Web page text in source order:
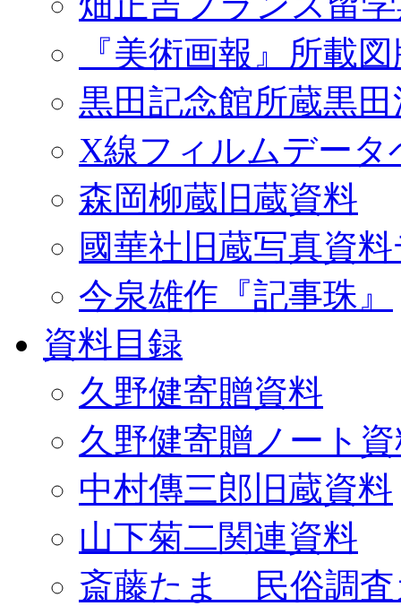
『美術画報』所載
黒田記念館所蔵黒
X線フィルムデータ
森岡柳蔵旧蔵資料
國華社旧蔵写真資
今泉雄作『記事珠』
資料目録
久野健寄贈資料
久野健寄贈ノート
中村傳三郎旧蔵資料
山下菊二関連資料
斎藤たま 民俗調査